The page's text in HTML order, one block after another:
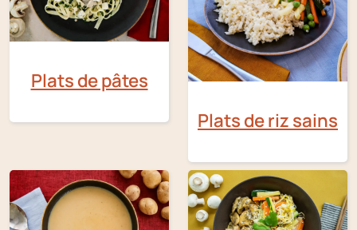
Plats de pâtes
Plats de riz sains